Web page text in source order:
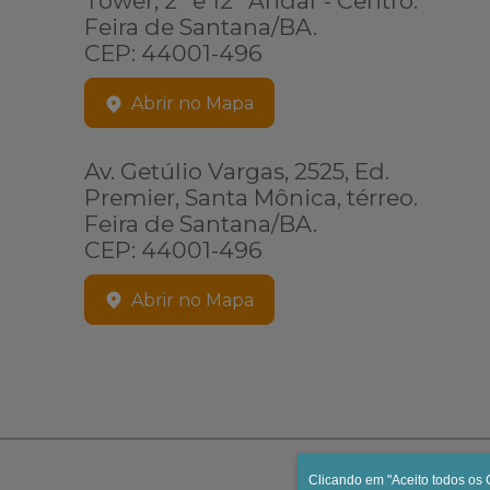
Feira de Santana/BA.
CEP: 44001-496
Abrir no Mapa
Av. Getúlio Vargas, 2525, Ed.
Premier, Santa Mônica, térreo.
Feira de Santana/BA.
CEP: 44001-496
Abrir no Mapa
Clicando em "Aceito todos os